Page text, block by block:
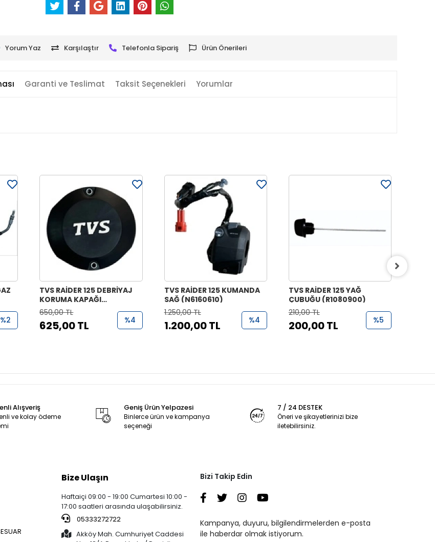
Yorum Yaz Karşılaştır Telefonla Sipariş Ürün Önerileri
Garanti ve Teslimat Taksit Seçenekleri Yorumlar
%2
TVS RAİDER 125 DEBRİYAJ
KORUMA KAPAĞI
(N6030380)
650,00 TL
625,00 TL %4
TVS RAİDER 125 KUMANDA
SAĞ (N6160610)
1.250,00 TL
1.200,00 TL %4
TVS RAİDER 125 YAĞ
ÇUBUĞU (R1080900)
210,00 TL
200,00 TL %5
Alışveriş
ve kolay ödeme
Geniş Ürün Yelpazesi
Binlerce ürün ve kampanya
seçeneği
7 / 24 DESTEK
Öneri ve şikayetlerinizi bize
iletebilirsiniz.
Bize Ulaşın
Haftaiçi 09:00 - 19:00 Cumartesi 10:00 -
17:00 saatleri arasında ulaşabilirsiniz.
05333272722
Akköy Mah. Cumhuriyet Caddesi
Bizi Takip Edin
Kampanya, duyuru, bilgilendirmelerden e-posta
ile haberdar olmak istiyorum.